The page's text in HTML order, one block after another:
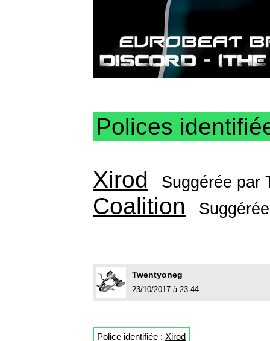
Polices
Xirod Suggérée par
Coalition
Twentyoneg
23/10/2017 à 23:44
Police identifiée : Xirod